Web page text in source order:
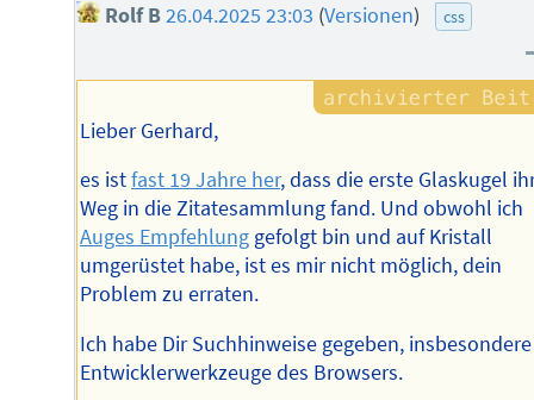
Rolf B26.04.2025 23:03 (Versionen) css
Lieber Gerhard,
es istfast 19 Jahre her, dass die erste Glaskugel
Weg in die Zitatesammlung fand. Und obwohl ich
Auges Empfehlung gefolgt bin und auf Kristall
umgerüstet habe, ist es mir nicht möglich, dein
Problem zu erraten.
Ich habe Dir Suchhinweise gegeben,
Entwicklerwerkzeuge des Browsers.